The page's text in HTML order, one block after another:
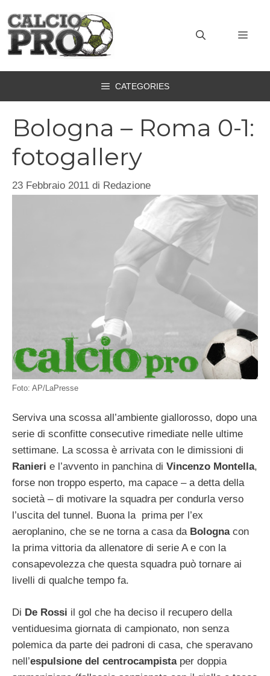
contenuto
CATEGORIES
Bologna – Roma 0-1:
fotogallery
23 Febbraio 2011 di Redazione
Foto: AP/LaPresse
Serviva una scossa all’ambiente giallorosso, dopo una
serie di sconfitte consecutive rimediate nelle ultime
settimane. La scossa è arrivata con le dimissioni di
Ranieri e l’avvento in panchina di Vincenzo Montella,
forse non troppo esperto, ma capace – a detta della
società – di motivare la squadra per condurla verso
l’uscita del tunnel. Buona la prima per l’ex
aeroplanino, che se ne torna a casa da Bolognacon
la prima vittoria da allenatore di serie A e con la
consapevolezza che questa squadra può tornare ai
livelli di qualche tempo fa.
Di De Rossi il gol che ha deciso il recupero della
ventiduesima giornata di campionato, non senza
polemica da parte dei padroni di casa, che speravano
nell’espulsione del centrocampistaper doppia